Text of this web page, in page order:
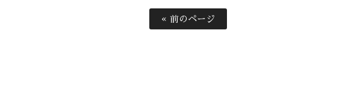
« 前のページ